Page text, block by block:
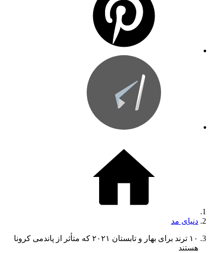
دنیای مد
۱۰ ترند برای بهار و تابستان ۲۰۲۱ که متأثر از پاندمی کرونا
هستند